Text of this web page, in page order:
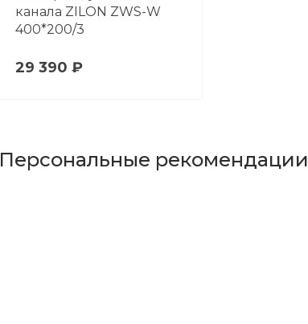
канала ZILON ZWS-W
400*200/3
29 390 ₽
Персональные рекомендации